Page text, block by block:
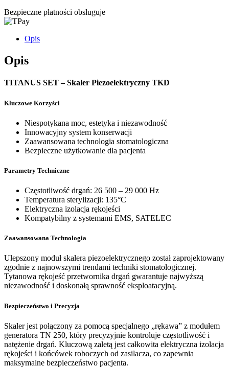
Bezpieczne płatności obsługuje
Opis
Opis
TITANUS SET – Skaler Piezoelektryczny TKD
Kluczowe Korzyści
Niespotykana moc, estetyka i niezawodność
Innowacyjny system konserwacji
Zaawansowana technologia stomatologiczna
Bezpieczne użytkowanie dla pacjenta
Parametry Techniczne
Częstotliwość drgań: 26 500 – 29 000 Hz
Temperatura sterylizacji: 135°C
Elektryczna izolacja rękojeści
Kompatybilny z systemami EMS, SATELEC
Zaawansowana Technologia
Ulepszony moduł skalera piezoelektrycznego został zaprojektowany
zgodnie z najnowszymi trendami techniki stomatologicznej.
Tytanowa rękojeść przetwornika drgań gwarantuje najwyższą
niezawodność i doskonałą sprawność eksploatacyjną.
Bezpieczeństwo i Precyzja
Skaler jest połączony za pomocą specjalnego „rękawa” z modułem
generatora TN 250, który precyzyjnie kontroluje częstotliwość i
natężenie drgań. Kluczową zaletą jest całkowita elektryczna izolacja
rękojeści i końcówek roboczych od zasilacza, co zapewnia
maksymalne bezpieczeństwo pacjenta.